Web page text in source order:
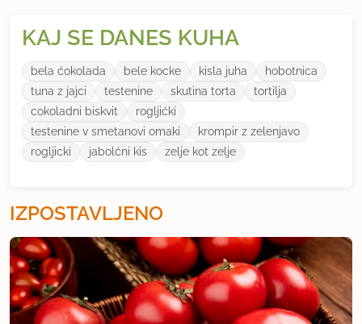
KAJ SE DANES KUHA
bela ćokolada bele kocke kisla juha
hobotnica
tuna z jajci
testenine skutina torta
tortilja
cokoladni biskvit
rogljićki
testenine v smetanovi omaki
krompir z zelenjavo
rogljicki
jabolćni kis zelje kot zelje
IZPOSTAVLJENO